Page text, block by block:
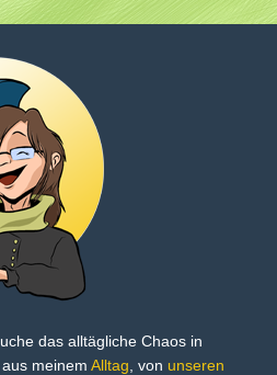
das alltägliche Chaos in
meinem Alltag , von unseren